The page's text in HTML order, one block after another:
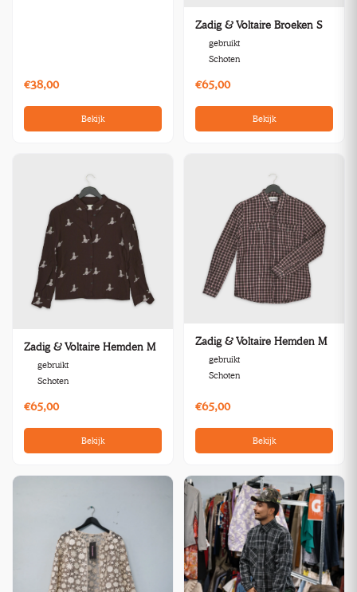
€38,00
Bekijk
Zadig & Voltaire Broeken S
gebruikt
Schoten
€65,00
Bekijk
Zadig & Voltaire Hemden M
gebruikt
Schoten
€65,00
Bekijk
Zadig & Voltaire Hemden M
gebruikt
Schoten
€65,00
Bekijk